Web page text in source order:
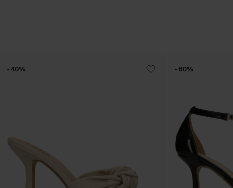
- 40% - 60%